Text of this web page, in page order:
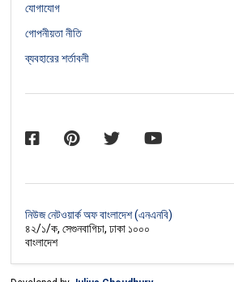
যোগাযোগ
গোপনীয়তা নীতি
ব্যবহারের শর্তাবলী
নিউজ নেটওয়ার্ক অফ বাংলাদেশ (এনএনবি)
৪২/১/ক, সেগুনবাগিচা, ঢাকা ১০০০
বাংলাদেশ